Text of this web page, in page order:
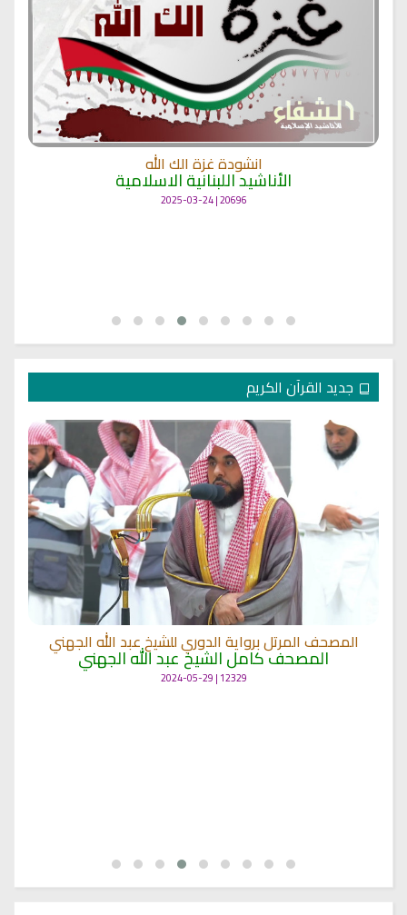
انشودة غزة الك الله
الأناشيد اللبنانية الاسلامية
20696 | 2025-03-24
جديد القرآن الكريم
المصحف المرتل برواية الدوري للشيخ عبد الله الجهني
المصحف كامل الشيخ عبد الله الجهني
12329 | 2024-05-29